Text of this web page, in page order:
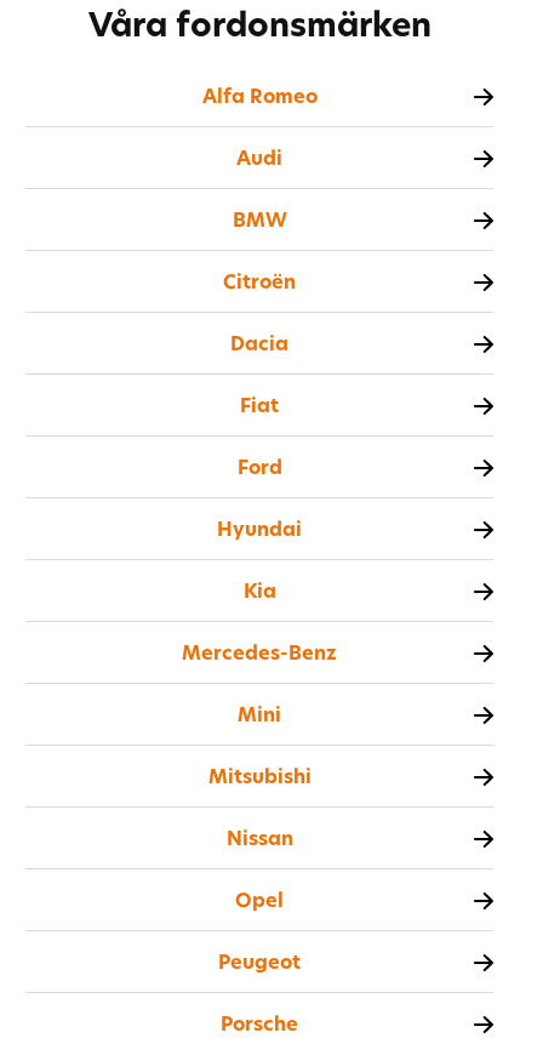
Våra fordonsmärken
Alfa Romeo
Audi
BMW
Citroën
Dacia
Fiat
Ford
Hyundai
Kia
Mercedes-Benz
Mini
Mitsubishi
Nissan
Opel
Peugeot
Porsche